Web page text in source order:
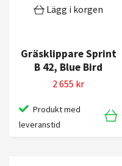
Lägg i korgen
Gräsklippare Sprint
B 42, Blue Bird
2 655 kr
Produkt med
leveranstid